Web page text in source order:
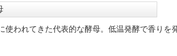
使われてきた代表的な酵母。低温発酵で香りを